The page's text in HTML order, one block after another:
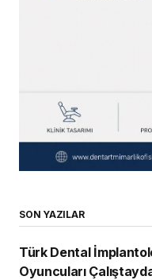
SON YAZILAR
Türk Dental
Oyuncuları